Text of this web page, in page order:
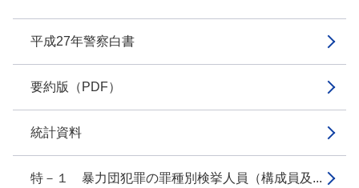
平成27年警察白書
要約版（PDF）
統計資料
特－１ 暴力団犯罪の罪種別検挙人員（構成員及...